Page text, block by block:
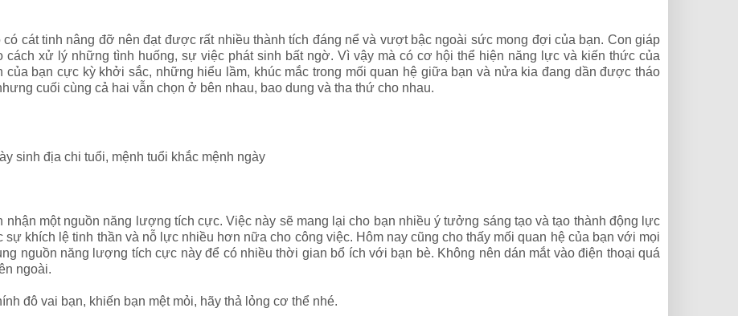
cát tinh nâng đỡ nên đạt được rất nhiều thành tích đáng nể và vượt bậc ngoài sức mong đợi của bạn. Con giáp
xử lý những tình huống, sự việc phát sinh bất ngờ. Vì vậy mà có cơ hội thể hiện năng lực và kiến thức của
của bạn cực kỳ khởi sắc, những hiểu lầm, khúc mắc trong mối quan hệ giữa bạn và nửa kia đang dần được tháo
cuối cùng cả hai vẫn chọn ở bên nhau, bao dung và tha thứ cho nhau.
sinh địa chi tuổi, mệnh tuổi khắc mệnh ngày
một nguồn năng lượng tích cực. Việc này sẽ mang lại cho bạn nhiều ý tưởng sáng tạo và tạo thành động lực
khích lệ tinh thần và nỗ lực nhiều hơn nữa cho công việc. Hôm nay cũng cho thấy mối quan hệ của bạn với mọi
nguồn năng lượng tích cực này để có nhiều thời gian bổ ích với bạn bè. Không nên dán mắt vào điện thoại quá
ngoài.
đô vai bạn, khiến bạn mệt mỏi, hãy thả lỏng cơ thể nhé.